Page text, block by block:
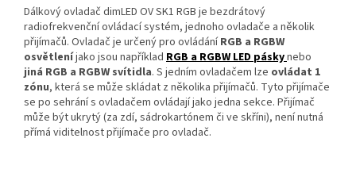
Dálkový ovladač dimLED OV SK1 RGB je bezdrátový
radiofrekvenční ovládací systém, jednoho ovladače a několik
přijímačů. Ovladač je určený pro ovládáníRGB a RGBW
osvětleníjako jsou například RGB a RGBW LED páskynebo
jiná RGB a RGBW svítidla. S jedním ovladačem lze ovládat 1
zónu, která se může skládat z několika přijímačů. Tyto přijímače
se po sehrání s ovladačem ovládají jako jedna sekce. Přijímač
může být ukrytý (za zdí, sádrokartónem či ve skříni), není nutná
přímá viditelnost přijímače pro ovladač.